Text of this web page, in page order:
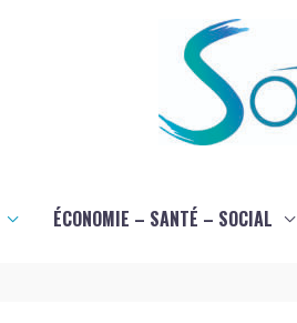
ÉCONOMIE – SANTÉ – SOCIAL